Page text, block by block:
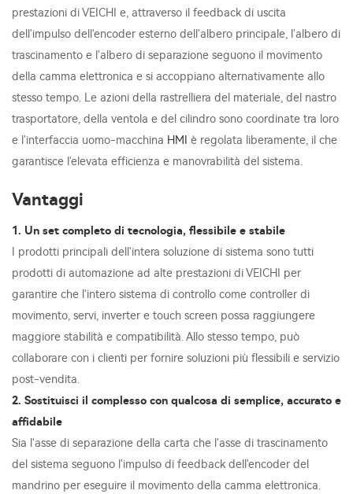
prestazioni di VEICHI e, attraverso il feedback di uscita
dell'impulso dell'encoder esterno dell'albero principale, l'albero di
trascinamento e l'albero di separazione seguono il movimento
della camma elettronica e si accoppiano alternativamente allo
stesso tempo. Le azioni della rastrelliera del materiale, del nastro
trasportatore, della ventola e del cilindro sono coordinate tra loro
e l'interfaccia uomo-macchina HMI è regolata liberamente, il che
garantisce l'elevata efficienza e manovrabilità del sistema.
Vantaggi
1. Un set completo di tecnologia, flessibile e stabile
I prodotti principali dell'intera soluzione di sistema sono tutti
prodotti di automazione ad alte prestazioni di VEICHI per
garantire che l'intero sistema di controllo come controller di
movimento, servi, inverter e touch screen possa raggiungere
maggiore stabilità e compatibilità. Allo stesso tempo, può
collaborare con i clienti per fornire soluzioni più flessibili e servizio
post-vendita.
2. Sostituisci il complesso con qualcosa di semplice, accurato e
affidabile
Sia l'asse di separazione della carta che l'asse di trascinamento
del sistema seguono l'impulso di feedback dell'encoder del
mandrino per eseguire il movimento della camma elettronica.